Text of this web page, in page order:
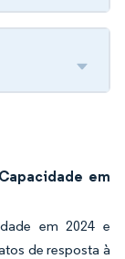
em
em 2024 e
de resposta à